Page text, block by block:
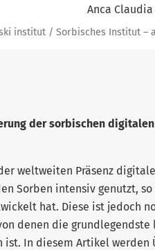
Anca
institut / Sorbisches Institut –
der sorbischen
weltweiten Präsenz
Sorben intensiv genutzt,
hat. Diese ist jedoch
denen die
In diesem Artikel werden